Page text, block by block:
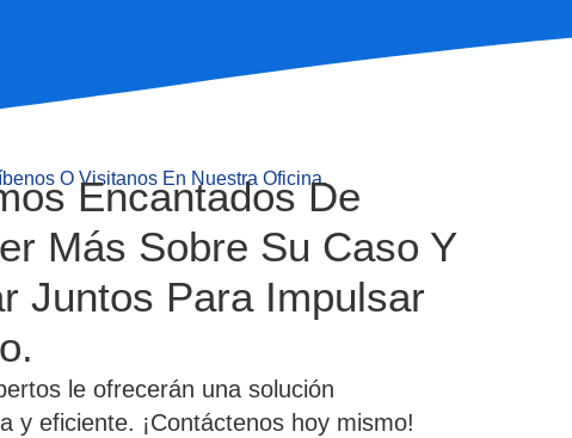
O Visitanos En Nuestra Oficina.
Encantados De
Más Sobre Su Caso Y
Juntos Para Impulsar
le ofrecerán una solución
y eficiente. ¡Contáctenos hoy mismo!